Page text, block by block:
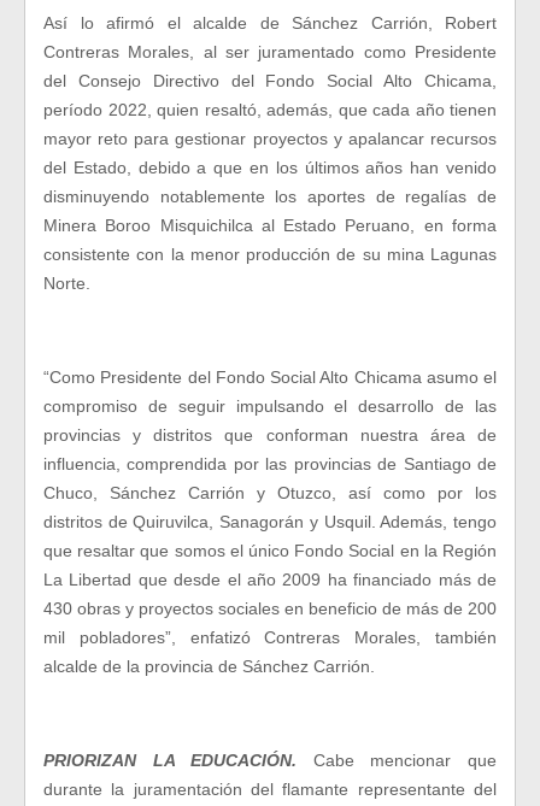
Así lo afirmó el alcalde de Sánchez Carrión, Robert
Contreras Morales, al ser juramentado como Presidente
del Consejo Directivo del Fondo Social Alto Chicama,
período 2022, quien resaltó, además, que cada año tienen
mayor reto para gestionar proyectos y apalancar recursos
del Estado, debido a que en los últimos años han venido
disminuyendo notablemente los aportes de regalías de
Minera Boroo Misquichilca al Estado Peruano, en forma
consistente con la menor producción de su mina Lagunas
Norte.
“Como Presidente del Fondo Social Alto Chicama asumo el
compromiso de seguir impulsando el desarrollo de las
provincias y distritos que conforman nuestra área de
influencia, comprendida por las provincias de Santiago de
Chuco, Sánchez Carrión y Otuzco, así como por los
distritos de Quiruvilca, Sanagorán y Usquil. Además, tengo
que resaltar que somos el único Fondo Social en la Región
La Libertad que desde el año 2009 ha financiado más de
430 obras y proyectos sociales en beneficio de más de 200
mil pobladores”, enfatizó Contreras Morales, también
alcalde de la provincia de Sánchez Carrión.
PRIORIZAN LA EDUCACIÓN. Cabe mencionar que
durante la juramentación del flamante representante del